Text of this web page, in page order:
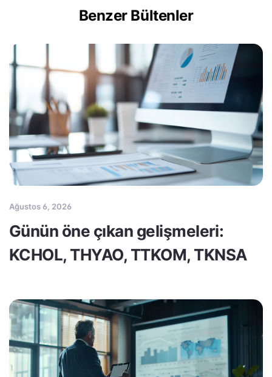
Benzer Bültenler
Ağustos 6, 2026
Günün öne çıkan gelişmeleri:
KCHOL, THYAO, TTKOM, TKNSA